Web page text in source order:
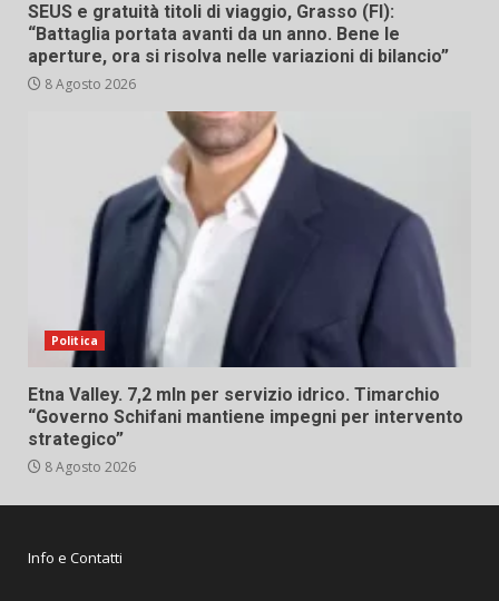
SEUS e gratuità titoli di viaggio, Grasso (FI):
“Battaglia portata avanti da un anno. Bene le
aperture, ora si risolva nelle variazioni di bilancio”
8 Agosto 2026
Politica
Etna Valley. 7,2 mln per servizio idrico. Timarchio
“Governo Schifani mantiene impegni per intervento
strategico”
8 Agosto 2026
Info e Contatti